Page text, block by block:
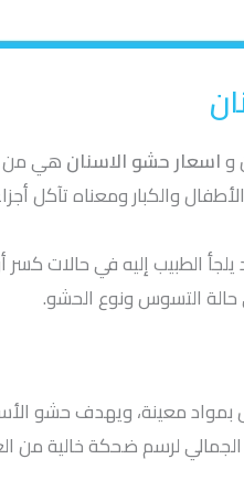
واسعار حشو الاسنانهي من
والكبار ومعناه تآكل
الطبيب إليه في حالات
حالة التسوس ونوع الحشو.
معينة، ويهدف حشو
لرسم ضحكة خالية من